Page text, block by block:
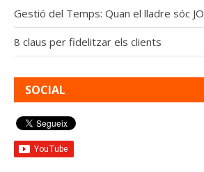
Gestió del Temps: Quan el lladre sóc JO
8 claus per fidelitzar els clients
SOCIAL